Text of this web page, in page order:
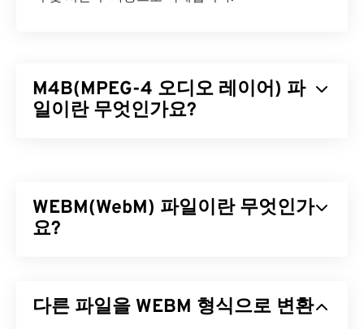
M4B(MPEG-4 오디오 레이어) 파
일이란 무엇인가요?
식의 장점은 MPEG-Audio Layer III( MP3)와 달리 디
지털 북마크를 저장할 수 있다는 것입니다. 이 기능을
M4B 파일을 어떻게 여나요?
WEBM(WebM) 파일이란 무엇인가
요?
되었습니다. 챕터, 캡션, 자막, 메타데이터 태그, 스트
다른 파일을 WEBM 형식으로 변환